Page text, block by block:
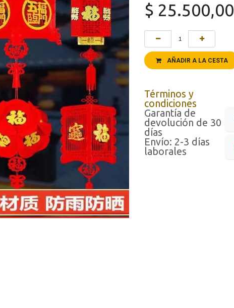
$ 25.500,00
AÑADIR A LA CESTA
Términos y
condiciones
Garantía de
devolución de 30
días
Envío: 2-3 días
laborales